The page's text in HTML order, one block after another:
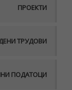
ПРОЕКТИ
ТРУДОВИ
ПОДАТОЦИ